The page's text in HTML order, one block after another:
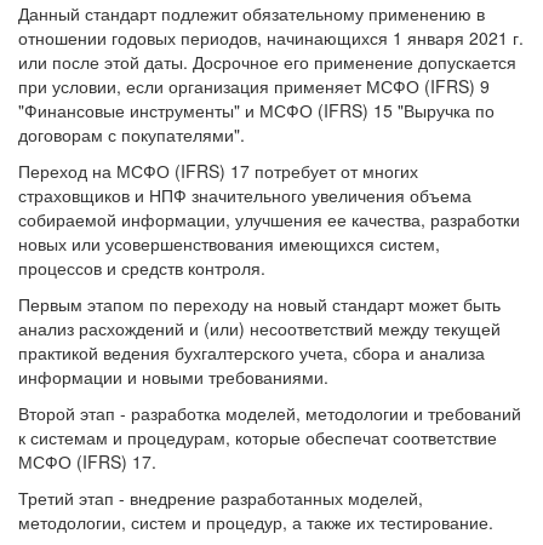
Данный стандарт подлежит обязательному применению в
отношении годовых периодов, начинающихся 1 января 2021 г.
или после этой даты. Досрочное его применение допускается
при условии, если организация применяет МСФО (IFRS) 9
"Финансовые инструменты" и МСФО (IFRS) 15 "Выручка по
договорам с покупателями".
Переход на МСФО (IFRS) 17 потребует от многих
страховщиков и НПФ значительного увеличения объема
собираемой информации, улучшения ее качества, разработки
новых или усовершенствования имеющихся систем,
процессов и средств контроля.
Первым этапом по переходу на новый стандарт может быть
анализ расхождений и (или) несоответствий между текущей
практикой ведения бухгалтерского учета, сбора и анализа
информации и новыми требованиями.
Второй этап - разработка моделей, методологии и требований
к системам и процедурам, которые обеспечат соответствие
МСФО (IFRS) 17.
Третий этап - внедрение разработанных моделей,
методологии, систем и процедур, а также их тестирование.